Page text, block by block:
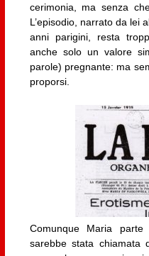
cerimonia, ma senza
L’episodio, narrato da lei
anni parigini, resta
anche solo un valore
parole) pregnante: ma
proporsi.
Comunque Maria
sarebbe stata chiamata